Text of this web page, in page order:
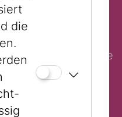
zwischen
Performance
neuen Raum,
Kunst und
in einem Akt
die